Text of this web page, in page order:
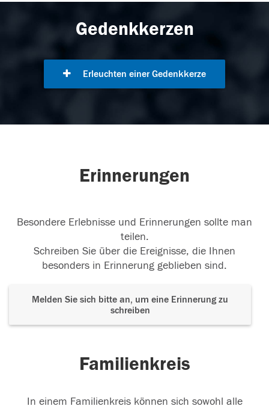
Gedenkkerzen
Erleuchten einer Gedenkkerze
Erinnerungen
Besondere Erlebnisse und Erinnerungen sollte man
teilen.
Schreiben Sie über die Ereignisse, die Ihnen
besonders in Erinnerung geblieben sind.
Melden Sie sich bitte an, um eine Erinnerung zu
schreiben
Familienkreis
In einem Familienkreis können sich sowohl alle